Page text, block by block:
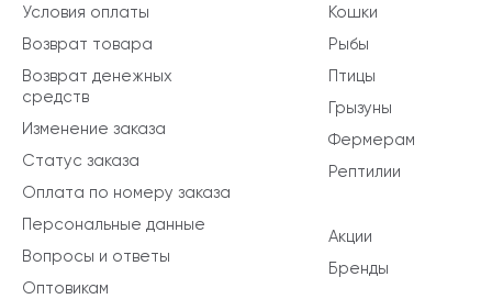
Кошки
Рыбы
Птицы
Грызуны
Фермерам
Рептилии
Акции
Бренды
Условия оплаты
Возврат товара
Возврат денежных
средств
Изменение заказа
Статус заказа
Оплата по номеру заказа
Персональные данные
Вопросы и ответы
Оптовикам